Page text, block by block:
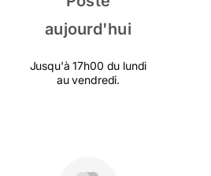
aujourd'hui
Jusqu'à 17h00 du lundi
au vendredi.